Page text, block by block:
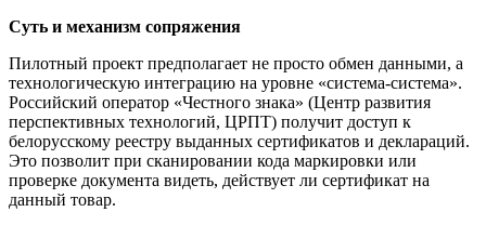
Суть и механизм сопряжения
Пилотный проект предполагает не просто обмен данными, а
технологическую интеграцию на уровне «система-система».
Российский оператор «Честного знака» (Центр развития
перспективных технологий, ЦРПТ) получит доступ к
белорусскому реестру выданных сертификатов и деклараций.
Это позволит при сканировании кода маркировки или
проверке документа видеть, действует ли сертификат на
данный товар.